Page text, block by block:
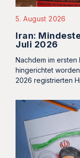
5. August 2026
Iran:
Juli 2026
Nachdem im ersten
hingerichtet
2026 registrierten